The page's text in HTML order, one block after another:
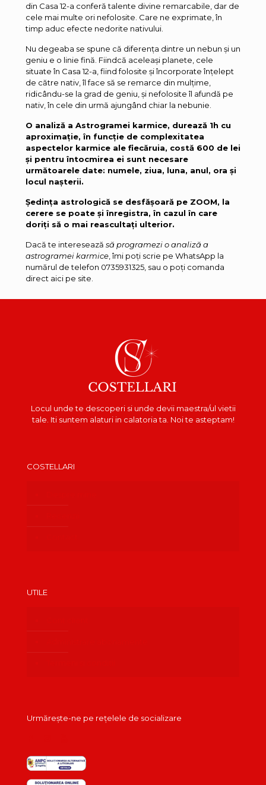
din Casa 12-a conferă talente divine remarcabile, dar de
cele mai multe ori nefolosite. Care ne exprimate, în
timp aduc efecte nedorite nativului.
Nu degeaba se spune că diferența dintre un nebun și un
geniu e o linie fină. Fiindcă aceleași planete, cele
situate în Casa 12-a, fiind folosite și încorporate înțelept
de către nativ, îl face să se remarce din mulțime,
ridicându-se la grad de geniu, și nefolosite îl afundă pe
nativ, în cele din urmă ajungând chiar la nebunie.
O analiză a Astrogramei karmice, durează 1h cu
aproximație, în funcție de complexitatea
aspectelor karmice ale fiecăruia, costă 600 de lei
și pentru întocmirea ei sunt necesare
următoarele date: numele, ziua, luna, anul, ora și
locul nașterii.
Ședința astrologică se desfășoară pe ZOOM, la
cerere se poate și înregistra, în cazul în care
doriți să o mai reascultați ulterior.
Dacă te interesează să programezi o analiză a
astrogramei karmice , îmi poți scrie pe WhatsApp la
numărul de telefon 0735931325, sau o poți comanda
direct aici pe site.
Locul unde te descoperi si unde devii maestra/ul vietii
tale. Iti suntem alaturi in calatoria ta. Noi te asteptam!
COSTELLARI
UTILE
Urmărește-ne pe rețelele de socializare